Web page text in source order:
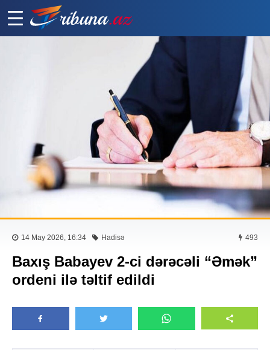
14 May 2026, 16:34 Hadisə 493
Baxış Babayev 2-ci dərəcəli “Əmək”
ordeni ilə təltif edildi